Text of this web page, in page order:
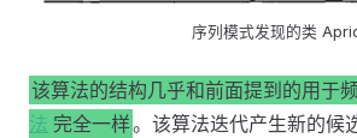
序列模式发现的类
该算法的结构几乎和前面提到的用于
法 完全一样。该算法迭代产生新的候